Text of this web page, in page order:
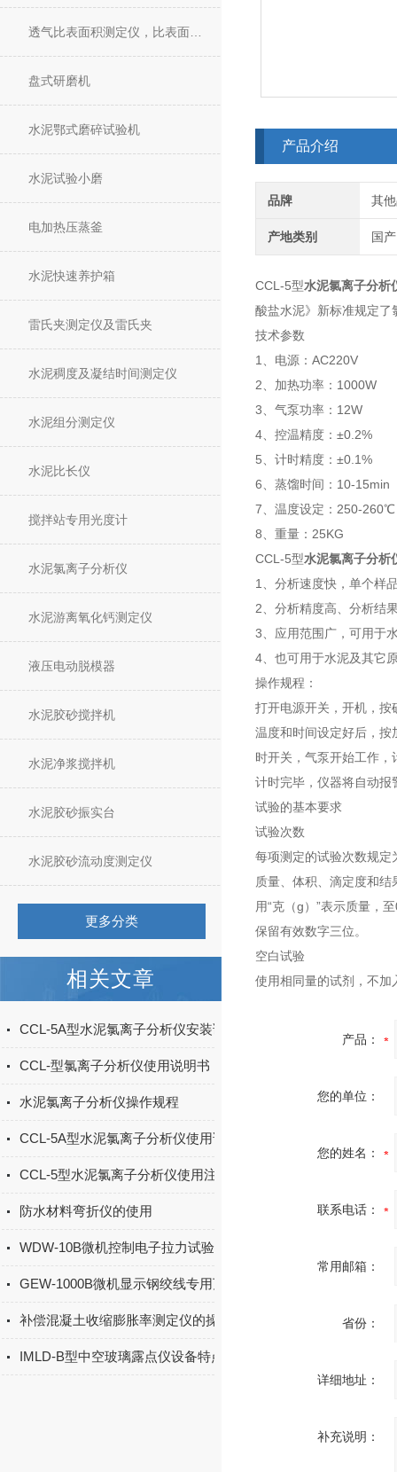
盘式研磨机
水泥鄂式磨碎试验机
水泥试验小磨
电加热压蒸釜
水泥快速养护箱
雷氏夹测定仪及雷氏夹
水泥稠度及凝结时间测定仪
水泥组分测定仪
水泥比长仪
搅拌站专用光度计
水泥氯离子分析仪
水泥游离氧化钙测定仪
液压电动脱模器
水泥胶砂搅拌机
水泥净浆搅拌机
水泥胶砂振实台
水泥胶砂流动度测定仪
更多分类
相关文章
CCL-5A型水泥氯离子分析仪安装调试步骤
CCL-型氯离子分析仪使用说明书
水泥氯离子分析仪操作规程
CCL-5A型水泥氯离子分析仪使用说明书
CCL-5型水泥氯离子分析仪使用注意事项
防水材料弯折仪的使用
WDW-10B微机控制电子拉力试验机功能简介
GEW-1000B微机显示钢绞线专用万能试验机技术参数
补偿混凝土收缩膨胀率测定仪的操作使用及保养
IMLD-B型中空玻璃露点仪设备特点
产品介绍
品牌 其
产地类别 国产
CCL-5型水泥氯离子分析
酸盐水泥》新标准规定
技术参数
1、电源：AC220V
2、加热功率：1000W
3、气泵功率：12W
4、控温精度：±0.2%
5、计时精度：±0.1%
6、蒸馏时间：10-15min
7、温度设定：250-260℃
8、重量：25KG
CCL-5型水泥氯离子分析
1、分析速度快，单个样
2、分析精度高、分析结
3、应用范围广，可用于
4、也可用于水泥及其它
操作规程：
打开电源开关，开机，按
温度和时间设定好后，
时开关，气泵开始工作，
计时完毕，仪器将自动
试验的基本要求
试验次数
每项测定的试验次数规
质量、体积、滴定度和结
用“克（g）”表示质量，
保留有效数字三位。
空白试验
使用相同量的试剂，不
产品：
您的单位：
您的姓名：
联系电话：
常用邮箱：
省份：
详细地址：
补充说明：